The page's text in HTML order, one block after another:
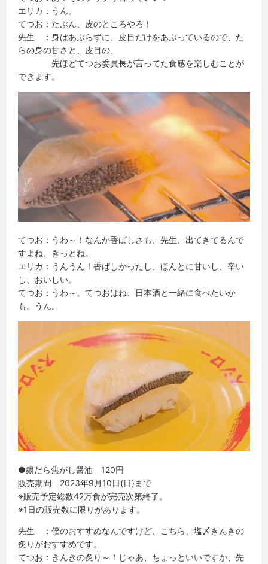
エリカ：うん。
てつお：たぶん、皮のところやろ！
先生 ：身はあぶらずに、皮目だけをあぶっているので、た
らの身の甘さと、皮目の、
先ほどてつお委員長が言ってた食感を楽しむことが
できます。
てつお：うわ～！なんか香ばしさも、先生、出てきてるんで
すよね、きっとね。
エリカ：うんうん！香ばしかったし、ほんとに甘いし、辛い
し、おいしい。
てつお：うわ～。てつおはね、日本酒と一緒に食べたいか
も。うん。
●銀だら焦がし醤油 120円
販売期間 2023年9月10日(日)まで
※販売予定総数42万食が完売次第終了。
※1日の販売数に限りがあります。
先生 ：僕のおすすめなんですけど、こちら、塩〆きんきの
炙りがおすすめです。
てつお：きんきの炙り～！じゃあ、ちょっといいですか、先